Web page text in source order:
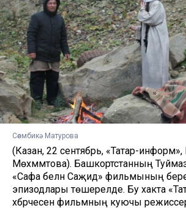
Сөембикә Матурова
(Казан, 22 сентябрь, «Татар-информ»,
Мөхәммәтова). Башкортстанның
«Сафа белән Саҗидә» фильмының
эпизодлары төшерелде. Бу хакта
хәбәрчесенә фильмның куючы